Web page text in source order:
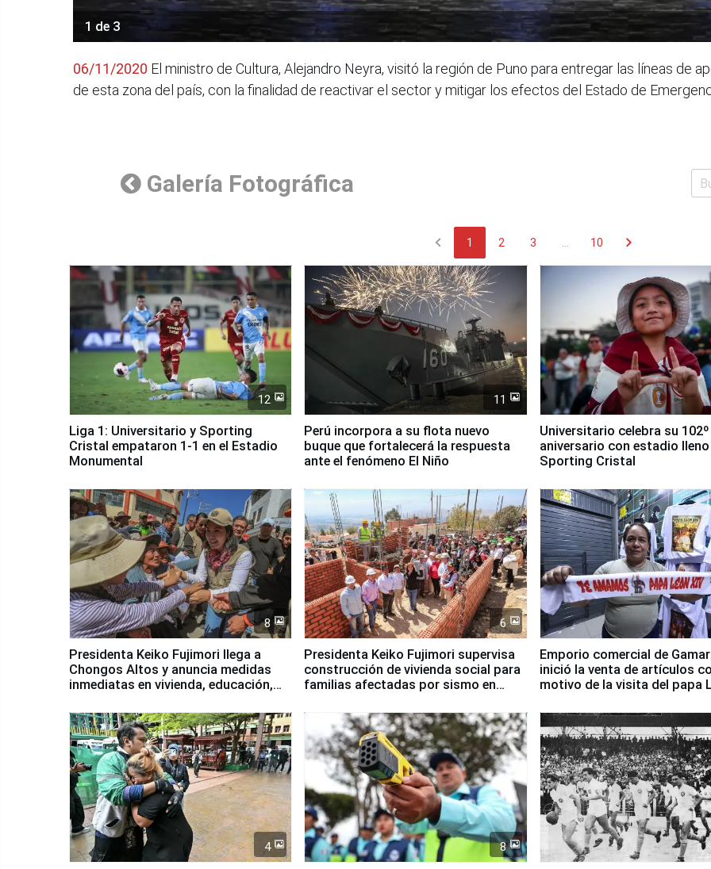
1 de 3
06/11/2020 El ministro de Cultura, Alejandro Neyra, visitó la región de Puno para entregar las líneas de
de esta zona del país, con la finalidad de reactivar el sector y mitigar los efectos del Estado de
Galería Fotográfica
chevron_left 1 2 3 ... 10 chevron_right
12
Liga 1: Universitario y Sporting
Cristal empataron 1-1 en el Estadio
Monumental
11
Perú incorpora a su flota nuevo
buque que fortalecerá la respuesta
ante el fenómeno El Niño
Universitario celebra su 102º
aniversario con estadio
Sporting Cristal
8
Presidenta Keiko Fujimori llega a
Chongos Altos y anuncia medidas
inmediatas en vivienda, educación,
6
Presidenta Keiko Fujimori supervisa
construcción de vivienda social para
familias afectadas por sismo en
Emporio comercial de
inició la venta de artículos
motivo de la visita del papa
4 8